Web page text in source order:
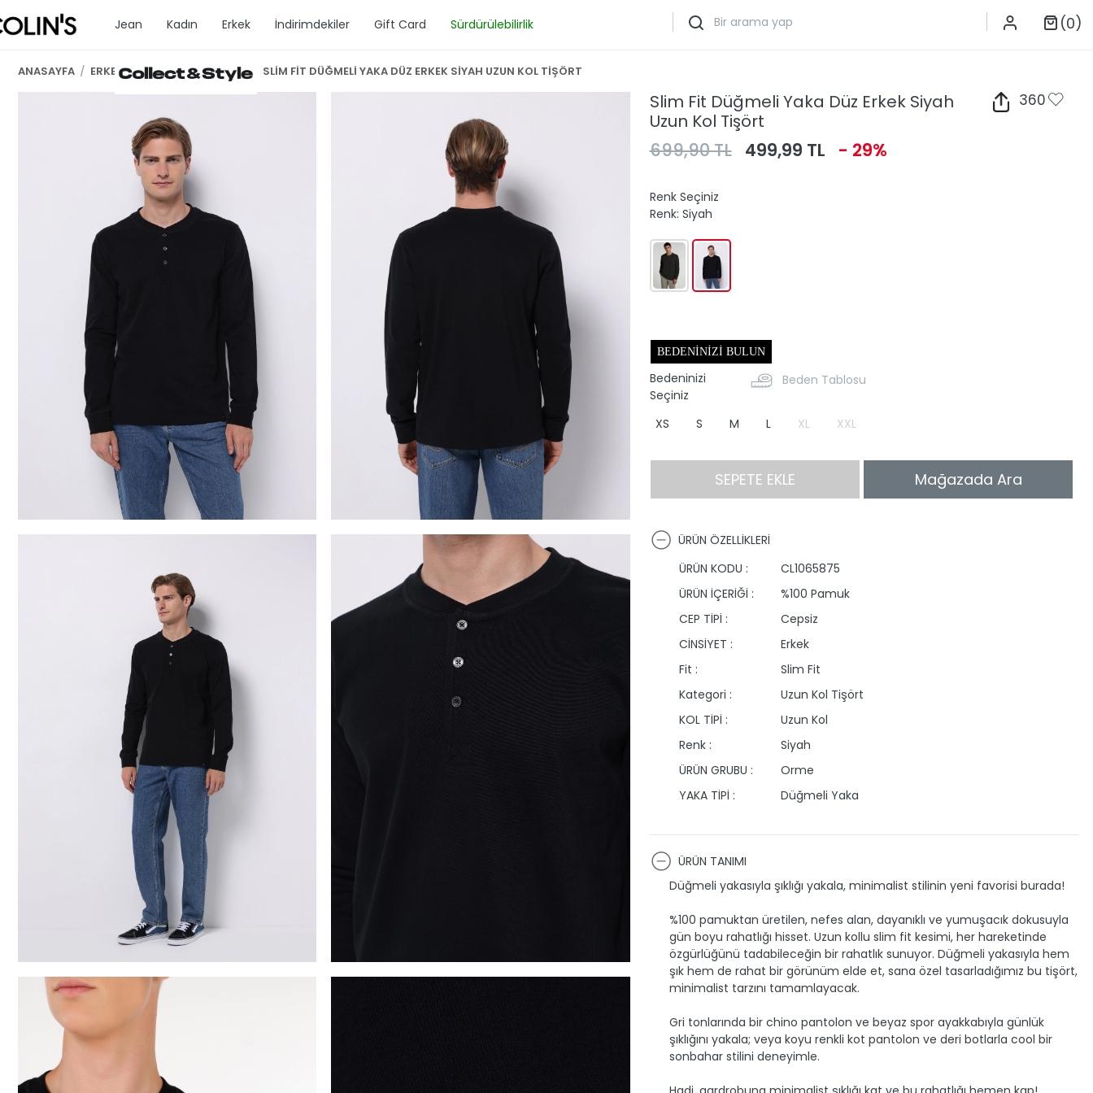
Jean Kadın Erkek İndirimdekiler Gift Card Sürdürülebilirlik (0)
ANASAYFA / ERKEK GİYİM / TSHİRT U.KOL / SLİM FİT DÜĞMELİ YAKA DÜZ ERKEK SİYAH UZUN KOL TİŞÖRT
Slim Fit Düğmeli Yaka Düz Erkek Siyah
Uzun Kol Tişört
360
699,90 TL 499,99 TL - 29%
Renk Seçiniz
Renk: Siyah
BEDENINIZI BULUN
Bedeninizi
Seçiniz
Beden Tablosu
XS S M L XL XXL
SEPETE EKLE Mağazada Ara
ÜRÜN ÖZELLİKLERİ
ÜRÜN KODU :
CL1065875
ÜRÜN İÇERİĞİ :
%100 Pamuk
CEP TİPİ :
Cepsiz
CİNSİYET :
Erkek
Fit :
Slim Fit
Kategori :
Uzun Kol Tişört
KOL TİPİ :
Uzun Kol
Renk :
Siyah
ÜRÜN GRUBU :
Orme
YAKA TİPİ :
Düğmeli Yaka
ÜRÜN TANIMI
Düğmeli yakasıyla şıklığı yakala, minimalist stilinin yeni favorisi burada!
%100 pamuktan üretilen, nefes alan, dayanıklı ve yumuşacık dokusuyla
gün boyu rahatlığı hisset. Uzun kollu slim fit kesimi, her hareketinde
özgürlüğünü tadabileceğin bir rahatlık sunuyor. Düğmeli yakasıyla hem
şık hem de rahat bir görünüm elde et, sana özel tasarladığımız bu tişört,
minimalist tarzını tamamlayacak.
Gri tonlarında bir chino pantolon ve beyaz spor ayakkabıyla günlük
şıklığını yakala; veya koyu renkli kot pantolon ve deri botlarla cool bir
sonbahar stilini deneyimle.